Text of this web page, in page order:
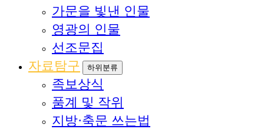
가문을 빛낸 인물
영광의 인물
선조문집
자료탐구
하위분류
족보상식
품계 및 작위
지방·축문 쓰는법